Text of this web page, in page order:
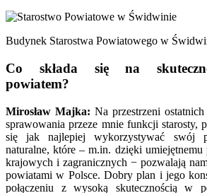
Budynek Starostwa Powiatowego w
Co składa się na
powiatem?
Mirosław Majka: Na przestrzeni
sprawowania przeze mnie funkcji starosty,
się jak najlepiej wykorzystywać swój
naturalne, które – m.in. dzięki
krajowych i zagranicznych − pozwalają
powiatami w Polsce. Dobry plan i jego
połączeniu z wysoką skutecznością w